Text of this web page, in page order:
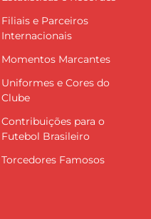
Filiais e Parceiros
Internacionais
Momentos Marcantes
Uniformes e Cores do
Clube
Contribuições para o
Futebol Brasileiro
Torcedores Famosos